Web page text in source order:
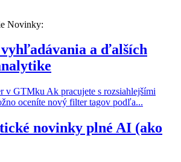
Novinky:
a ďalších
v GTMku Ak pracujete s rozsiahlejšími
oceníte nový filter tagov podľa...
novinky plné AI (ako